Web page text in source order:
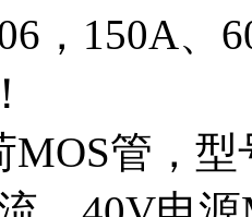
，150A、
MOS管，